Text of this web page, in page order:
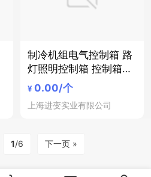
制冷机组电气控制箱 路
灯照明控制箱 控制箱的
原理 伽玖
¥ 0.00/个
上海进变实业有限公司
1/6 下一页 »